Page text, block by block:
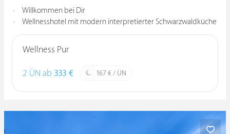
Willkommen bei Dir
Wellnesshotel mit modern interpretierter Schwarzwaldküche
Wellness Pur
2 ÜN ab 333 € 167 € / ÜN